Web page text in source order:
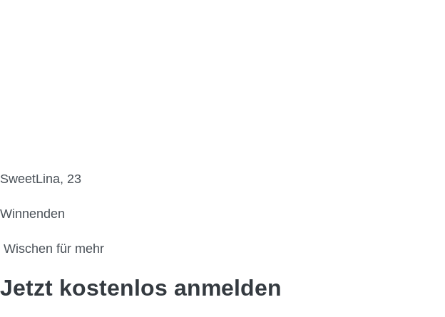
SweetLina, 23
Winnenden
Wischen für mehr
Jetzt kostenlos anmelden